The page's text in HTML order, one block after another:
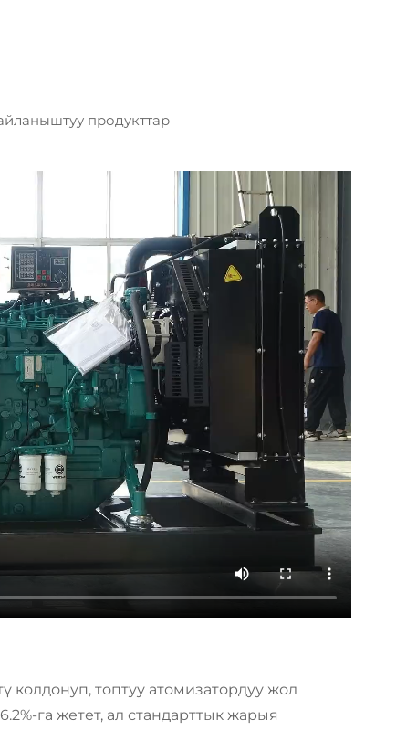
продукттар
колдонуп, топтуу атомизатордуу жол
га жетет, ал стандарттык жарыя